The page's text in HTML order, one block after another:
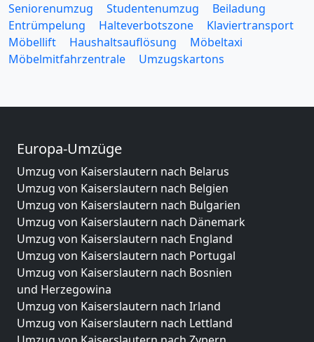
Seniorenumzug
Studentenumzug
Beiladung
Entrümpelung
Halteverbotszone
Klaviertransport
Möbellift
Haushaltsauflösung
Möbeltaxi
Möbelmitfahrzentrale
Umzugskartons
Europa-Umzüge
Umzug von Kaiserslautern nach Belarus
Umzug von Kaiserslautern nach Belgien
Umzug von Kaiserslautern nach Bulgarien
Umzug von Kaiserslautern nach Dänemark
Umzug von Kaiserslautern nach England
Umzug von Kaiserslautern nach Portugal
Umzug von Kaiserslautern nach Bosnien
und Herzegowina
Umzug von Kaiserslautern nach Irland
Umzug von Kaiserslautern nach Lettland